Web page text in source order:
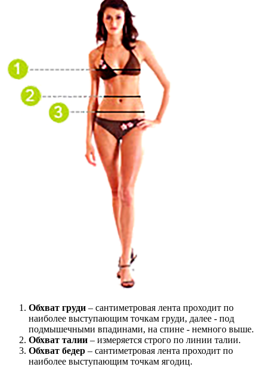
Обхват груди – сантиметровая лента проходит по
наиболее выступающим точкам груди, далее - под
подмышечными впадинами, на спине - немного выше.
Обхват талии – измеряется строго по линии талии.
Обхват бедер – сантиметровая лента проходит по
наиболее выступающим точкам ягодиц.